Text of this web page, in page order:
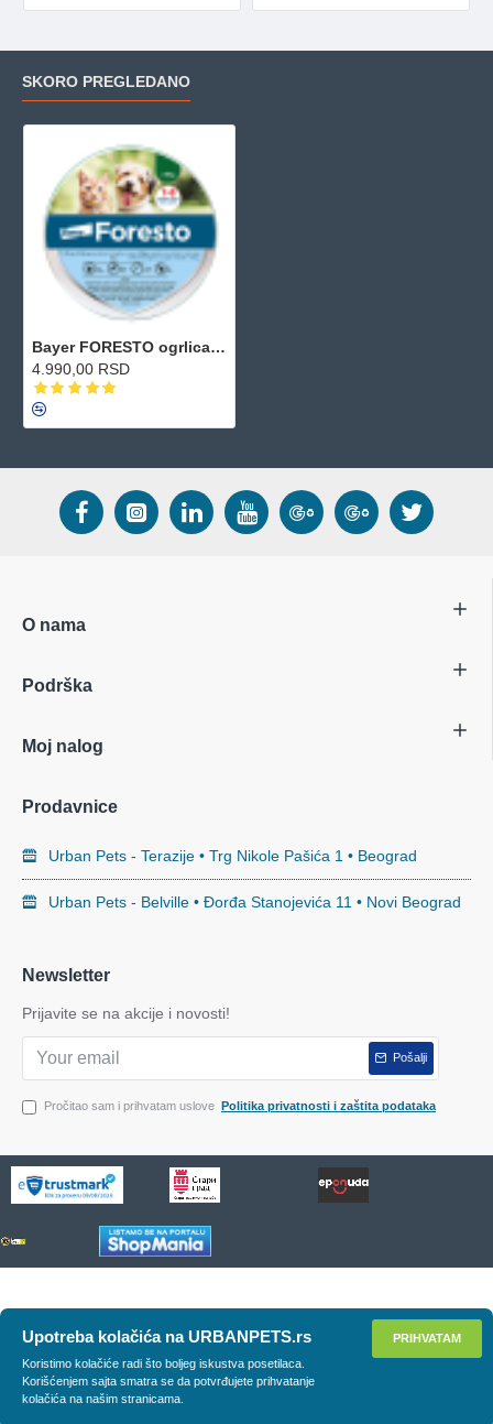
SKORO PREGLEDANO
Bayer FORESTO ogrlica za manje pse i mačke
4.990,00 RSD
O nama
Podrška
Moj nalog
Prodavnice
Urban Pets - Terazije • Trg Nikole Pašića 1 • Beograd
Urban Pets - Belville • Đorđa Stanojevića 11 • Novi Beograd
Newsletter
Prijavite se na akcije i novosti!
Pošalji
Pročitao sam i prihvatam uslove Politika privatnosti i zaštita podataka
PRIHVATAM
Upotreba kolačića na URBANPETS.rs
Koristimo kolačiće radi što boljeg iskustva posetilaca.
Korišćenjem sajta smatra se da potvrđujete prihvatanje
kolačića na našim stranicama.